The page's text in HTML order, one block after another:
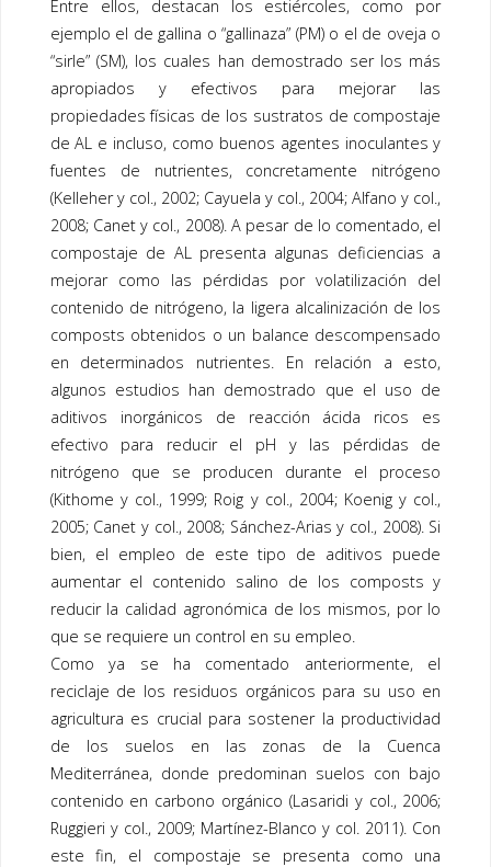
Entre ellos, destacan los estiércoles, como por
ejemplo el de gallina o “gallinaza” (PM) o el de oveja o
“sirle” (SM), los cuales han demostrado ser los más
apropiados y efectivos para mejorar las
propiedades físicas de los sustratos de compostaje
de AL e incluso, como buenos agentes inoculantes y
fuentes de nutrientes, concretamente nitrógeno
(Kelleher y col., 2002; Cayuela y col., 2004; Alfano y col.,
2008; Canet y col., 2008). A pesar de lo comentado, el
compostaje de AL presenta algunas deficiencias a
mejorar como las pérdidas por volatilización del
contenido de nitrógeno, la ligera alcalinización de los
composts obtenidos o un balance descompensado
en determinados nutrientes. En relación a esto,
algunos estudios han demostrado que el uso de
aditivos inorgánicos de reacción ácida ricos es
efectivo para reducir el pH y las pérdidas de
nitrógeno que se producen durante el proceso
(Kithome y col., 1999; Roig y col., 2004; Koenig y col.,
2005; Canet y col., 2008; Sánchez-Arias y col., 2008). Si
bien, el empleo de este tipo de aditivos puede
aumentar el contenido salino de los compostsy
reducir la calidad agronómica de los mismos, por lo
que se requiere un control en su empleo.
Como ya se ha comentado anteriormente, el
reciclaje de los residuos orgánicos para su uso en
agricultura es crucial para sostener la productividad
de los suelos en las zonas de la Cuenca
Mediterránea, donde predominan suelos con bajo
contenido en carbono orgánico (Lasaridi y col., 2006;
Ruggieri y col., 2009; Martínez-Blanco y col. 2011). Con
este fin, el compostaje se presenta como una